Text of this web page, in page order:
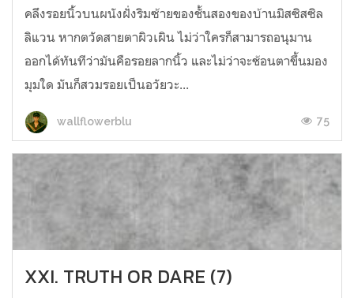
คลึงรอยนิ้วบนผนังฝั่งริมซ้ายของชั้นสองของบ้านมิสซิสซิล
ลิแวน หากตวัดสายตาผิวเผิน ไม่ว่าใครก็สามารถอนุมาน
ออกได้ทันทีว่ามันคือรอยลากนิ้ว และไม่ว่าจะช้อนตาขึ้นมอง
มุมใด มันก็สวมรอยเป็นอวัยวะ...
wallflowerblu 75
XXI. TRUTH OR DARE (7)